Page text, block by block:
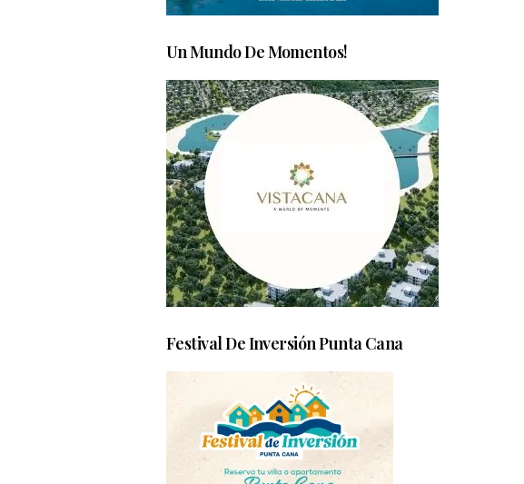
Un Mundo De Momentos!
Festival De Inversión Punta Cana